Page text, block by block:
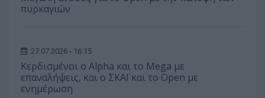
πυρκαγιών
27.07.2026 - 16:15
Κερδισμένοι ο Alpha και το Mega με
επαναλήψεις, και ο ΣΚΑΪ και το Open με
ενημέρωση